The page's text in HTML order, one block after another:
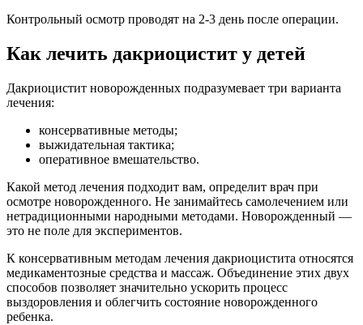
Контрольный осмотр проводят на 2-3 день после операции.
Как лечить дакриоцистит у детей
Дакриоцистит новорожденных подразумевает три варианта
лечения:
консервативные методы;
выжидательная тактика;
оперативное вмешательство.
Какой метод лечения подходит вам, определит врач при
осмотре новорожденного. Не занимайтесь самолечением или
нетрадиционными народными методами. Новорожденный —
это не поле для экспериментов.
К консервативным методам лечения дакриоцистита относятся
медикаментозные средства и массаж. Объединение этих двух
способов позволяет значительно ускорить процесс
выздоровления и облегчить состояние новорожденного
ребенка.